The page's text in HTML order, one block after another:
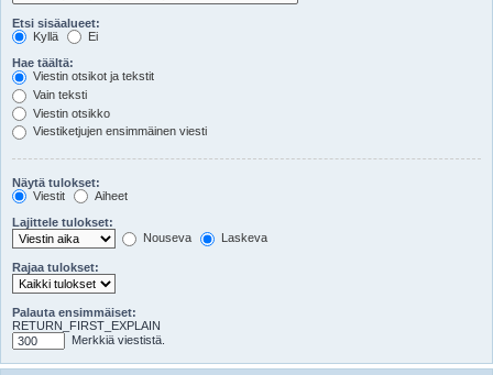
Etsi sisäalueet:
Kyllä
Ei
Hae täältä:
Viestin otsikot ja tekstit
Vain teksti
Viestin otsikko
Viestiketjujen ensimmäinen viesti
Näytä tulokset:
Viestit
Aiheet
Lajittele tulokset:
Nouseva
Laskeva
Rajaa tulokset:
Palauta ensimmäiset:
RETURN_FIRST_EXPLAIN
Merkkiä viestistä.